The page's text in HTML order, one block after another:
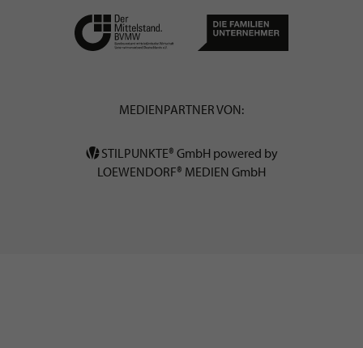
MEDIENPARTNER VON:
STILPUNKTE® GmbH powered by
LOEWENDORF® MEDIEN GmbH